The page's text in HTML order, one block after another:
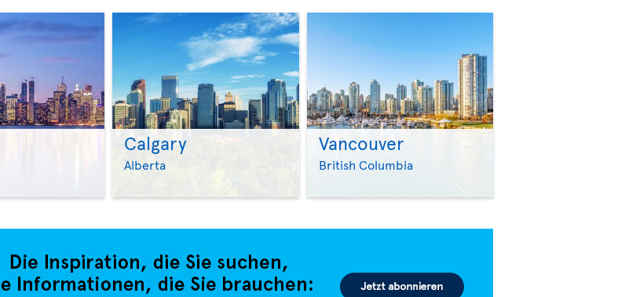
>
Calgary
Alberta >
Vancouver
British Columbia